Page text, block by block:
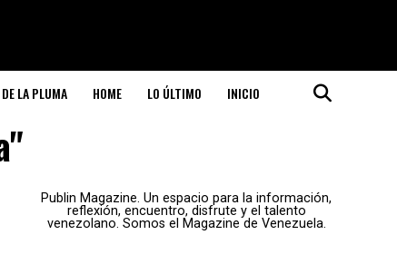
LA PLUMA HOME LO ÚLTIMO INICIO
Publin Magazine. Un espacio para la información,
reflexión, encuentro, disfrute y el talento
venezolano. Somos el Magazine de Venezuela.